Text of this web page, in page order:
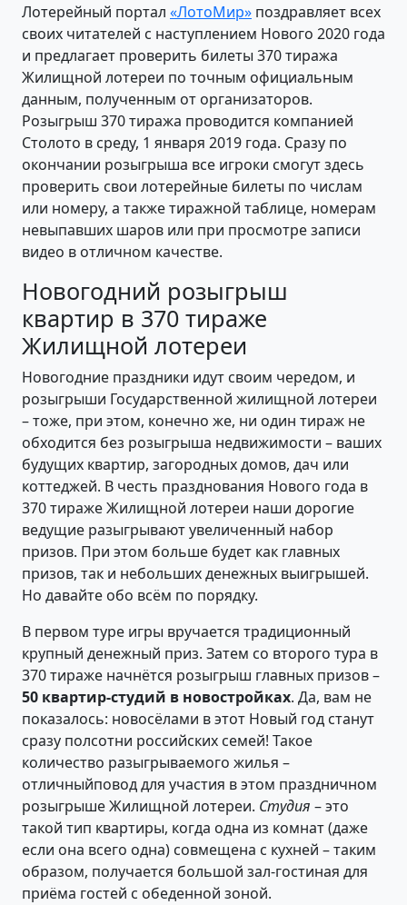
Лотерейный портал «ЛотоМир» поздравляет всех
своих читателей с наступлением Нового 2020 года
и предлагает проверить билеты 370 тиража
Жилищной лотереи по точным официальным
данным, полученным от организаторов.
Розыгрыш 370 тиража проводится компанией
Столото в среду, 1 января 2019 года. Сразу по
окончании розыгрыша все игроки смогут здесь
проверить свои лотерейные билеты по числам
или номеру, а также тиражной таблице, номерам
невыпавших шаров или при просмотре записи
видео в отличном качестве.
Новогодний розыгрыш
квартир в 370 тираже
Жилищной лотереи
Новогодние праздники идут своим чередом, и
розыгрыши Государственной жилищной лотереи
– тоже, при этом, конечно же, ни один тираж не
обходится без розыгрыша недвижимости – ваших
будущих квартир, загородных домов, дач или
коттеджей. В честь празднования Нового года в
370 тираже Жилищной лотереи наши дорогие
ведущие разыгрывают увеличенный набор
призов. При этом больше будет как главных
призов, так и небольших денежных выигрышей.
Но давайте обо всём по порядку.
В первом туре игры вручается традиционный
крупный денежный приз. Затем со второго тура в
370 тираже начнётся розыгрыш главных призов –
50 квартир-студий в новостройках. Да, вам не
показалось: новосёлами в этот Новый год станут
сразу полсотни российских семей! Такое
количество разыгрываемого жилья –
отличныйповод для участия в этом праздничном
розыгрыше Жилищной лотереи. Студия – это
такой тип квартиры, когда одна из комнат (даже
если она всего одна) совмещена с кухней – таким
образом, получается большой зал-гостиная для
приёма гостей с обеденной зоной.